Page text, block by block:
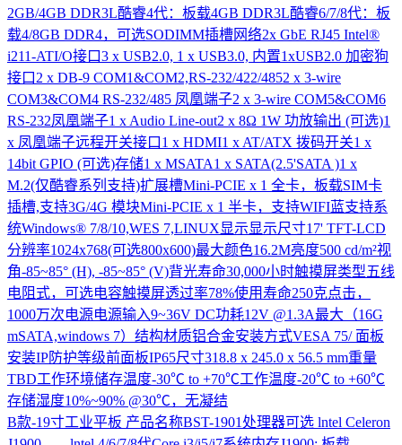
2GB/4GB DDR3L酷睿4代：板载4GB DDR3L酷睿6/7/8代：板
载4/8GB DDR4，可选SODIMM插槽网络2x GbE RJ45 Intel®
i211-ATI/O接口3 x USB2.0, 1 x USB3.0, 内置1xUSB2.0 加密狗
接口2 x DB-9 COM1&COM2,RS-232/422/4852 x 3-wire
COM3&COM4 RS-232/485 凤凰端子2 x 3-wire COM5&COM6
RS-232凤凰端子1 x Audio Line-out2 x 8Ω 1W 功放输出 (可选)1
x 凤凰端子远程开关接口1 x HDMI1 x AT/ATX 拨码开关1 x
14bit GPIO (可选)存储1 x MSATA1 x SATA(2.5'SATA )1 x
M.2(仅酷睿系列支持)扩展槽Mini-PCIE x 1 全卡，板载SIM卡
插槽,支持3G/4G 模块Mini-PCIE x 1 半卡，支持WIFI蓝支持系
统Windows® 7/8/10,WES 7,LINUX显示显示尺寸17' TFT-LCD
分辨率1024x768(可选800x600)最大颜色16.2M亮度500 cd/m²视
角-85~85° (H), -85~85° (V)背光寿命30,000小时触摸屏类型五线
电阻式，可选电容触摸屏透过率78%使用寿命250克点击，
1000万次电源电源输入9~36V DC功耗12V @1.3A最大（16G
mSATA,windows 7）结构材质铝合金安装方式VESA 75/ 面板
安装IP防护等级前面板IP65尺寸318.8 x 245.0 x 56.5 mm重量
TBD工作环境储存温度-30℃ to +70℃工作温度-20℃ to +60℃
存储湿度10%~90% @30℃，无凝结
B款-19寸工业平板 产品名称BST-1901处理器可选 lntel Celeron